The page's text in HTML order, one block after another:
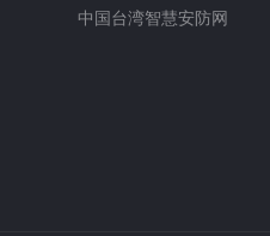
中国台湾智慧安防网